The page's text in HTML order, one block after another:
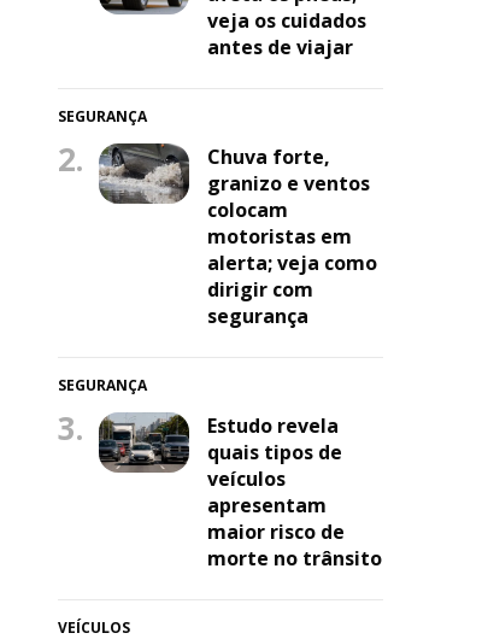
veja os cuidados
antes de viajar
SEGURANÇA
2.
Chuva forte,
granizo e ventos
colocam
motoristas em
alerta; veja como
dirigir com
segurança
SEGURANÇA
3.
Estudo revela
quais tipos de
veículos
apresentam
maior risco de
morte no trânsito
VEÍCULOS